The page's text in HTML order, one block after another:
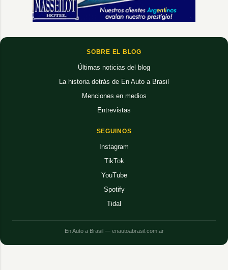
SOBRE EL BLOG
Últimas noticias del blog
La historia detrás de En Auto a Brasil
Menciones en medios
Entrevistas
SEGUINOS
Instagram
TikTok
YouTube
Spotify
Tidal
En Auto a Brasil — enautoabrasil.com.ar